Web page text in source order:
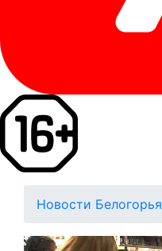
Новости Белогорья